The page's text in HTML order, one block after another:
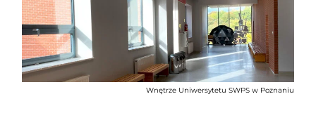
Wnętrze Uniwersytetu SWPS w Poznaniu